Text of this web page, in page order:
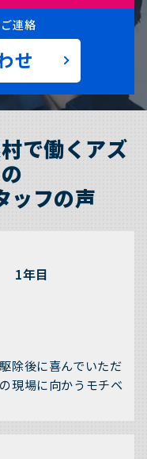
連絡
せ
で働くアズ
ッフの声
1年目
除後に喜んでいただ
現場に向かうモチベ